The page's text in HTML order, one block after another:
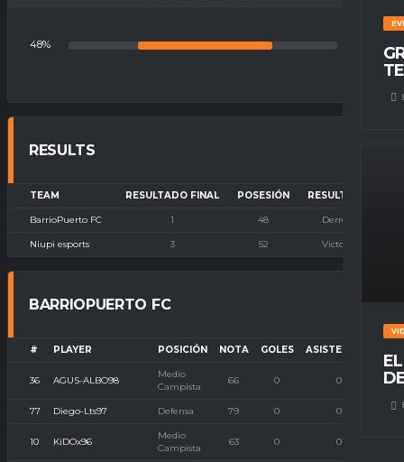
48%
RESULTS
TEAM RESULTADO FINAL POSESIÓN RESULTADO
BarrioPuerto FC 1 48 Derrota
Niupi esports 3 52 Victoria
BARRIOPUERTO FC
# PLAYER POSICIÓN NOTA GOLES ASISTENCIAS
36 AGUS-ALBO98
Medio
Campista
66 0 0
77 Diego-Lts97 Defensa 79 0 0
10 KiDOx96
Medio
Campista
63 0 0